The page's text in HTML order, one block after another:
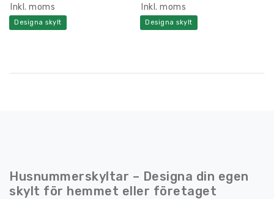
Inkl. moms
Designa skylt
Inkl. moms
Designa skylt
Husnummerskyltar – Designa din egen
skylt för hemmet eller företaget